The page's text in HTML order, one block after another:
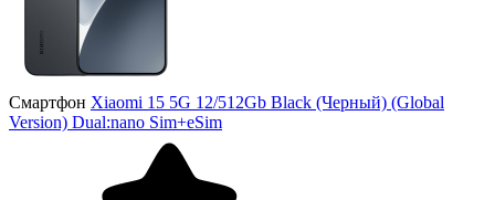
Смартфон Xiaomi 15 5G 12/512Gb Black (Черный) (Global
Version) Dual:nano Sim+eSim